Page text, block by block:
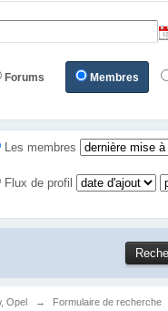
Forums Membres
Les membres
Flux de profil
Opel → Formulaire de recherche